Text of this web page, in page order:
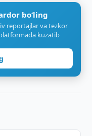
bo‘ling
reportajlar va tezkor
kuzatib